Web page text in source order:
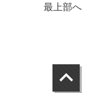
最上部へ